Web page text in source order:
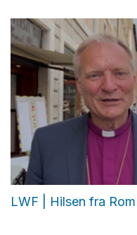
LWF | Hilsen fra Rom